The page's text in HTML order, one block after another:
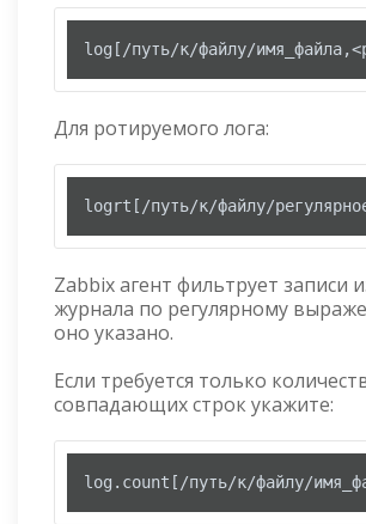
log[/путь/к/файлу/
Для ротируемого лога:
logrt[/путь/к/файлу/
Zabbix агент фильтрует записи
журнала по регулярному
оно указано.
Если требуется только
совпадающих строк укажите:
log.count[/путь/к/файлу/